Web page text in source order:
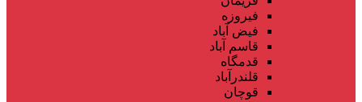
فیروزه
فیض آباد
قاسم آباد
قدمگاه
قلندرآباد
قوچان